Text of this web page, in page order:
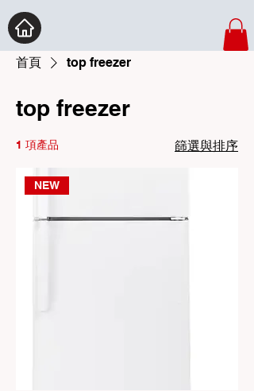
首頁 top freezer
top freezer
1 項產品 篩選與排序
NEW